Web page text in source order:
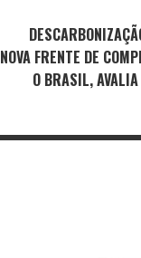
NOVA FRENTE DE
O BRASIL,